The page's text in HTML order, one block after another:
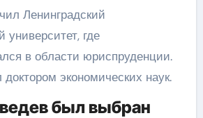
Ленинградский
университет, где
в области юриспруденции.
экономических наук.
был выбран